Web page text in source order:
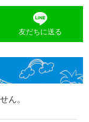
友だちに送る
ん。